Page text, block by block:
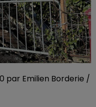
par Emilien Borderie /